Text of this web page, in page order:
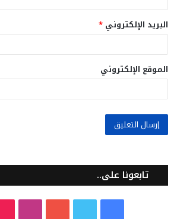
البريد الإلكتروني *
الموقع الإلكتروني
تابعونا على..